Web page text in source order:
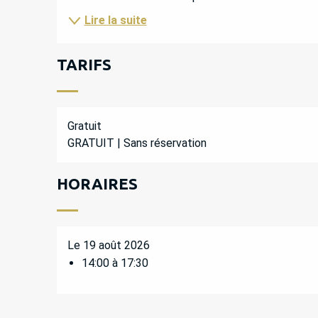
Lire la suite
TARIFS
Gratuit
GRATUIT | Sans réservation
HORAIRES
Le 19 août 2026
14:00 à 17:30